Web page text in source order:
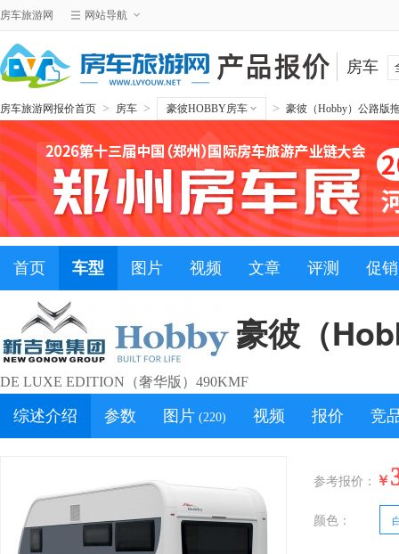
房车旅游网 网站导航
房车
房车旅游网报价首页 > 房车 > 豪彼HOBBY房车 > 豪彼（Hobby）公路版
首页 车型 图片 视频 文章 评测 促销
豪彼（
DE LUXE EDITION（奢华版）490KMF
综述介绍 参数 图片 (220) 视频 报价 竞
参考报价： ￥
颜色：